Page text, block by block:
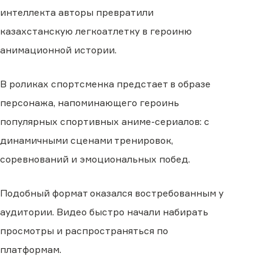
интеллекта авторы превратили
казахстанскую легкоатлетку в героиню
анимационной истории.
В роликах спортсменка предстает в образе
персонажа, напоминающего героинь
популярных спортивных аниме-сериалов: с
динамичными сценами тренировок,
соревнований и эмоциональных побед.
Подобный формат оказался востребованным у
аудитории. Видео быстро начали набирать
просмотры и распространяться по
платформам.